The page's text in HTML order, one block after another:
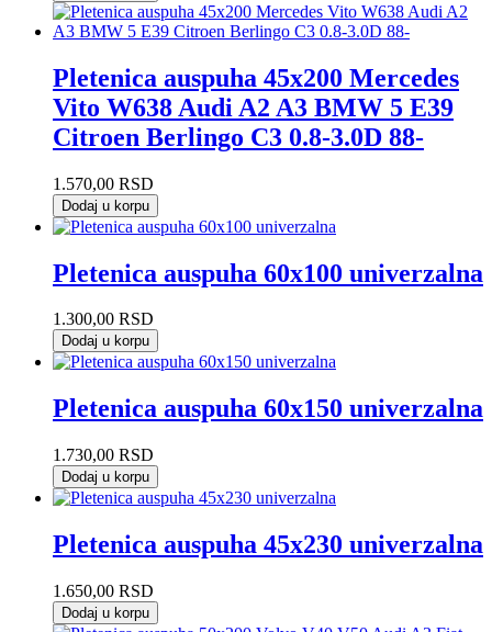
Pletenica auspuha 45x200 Mercedes
Vito W638 Audi A2 A3 BMW 5 E39
Citroen Berlingo C3 0.8-3.0D 88-
1.570,00 RSD
Dodaj u korpu
Pletenica auspuha 60x100 univerzalna
1.300,00 RSD
Dodaj u korpu
Pletenica auspuha 60x150 univerzalna
1.730,00 RSD
Dodaj u korpu
Pletenica auspuha 45x230 univerzalna
1.650,00 RSD
Dodaj u korpu